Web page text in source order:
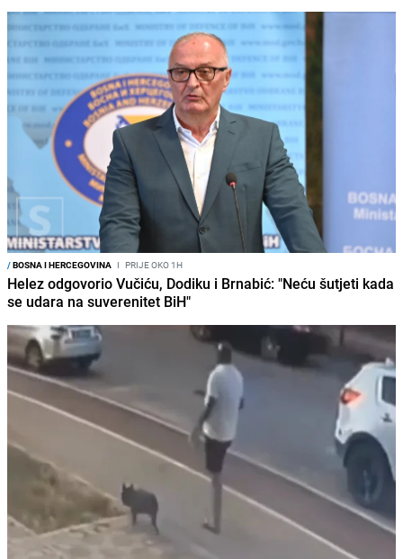
/BOSNA I HERCEGOVINA I PRIJE OKO 1H
Helez odgovorio Vučiću, Dodiku i Brnabić: "Neću šutjeti kada
se udara na suverenitet BiH"